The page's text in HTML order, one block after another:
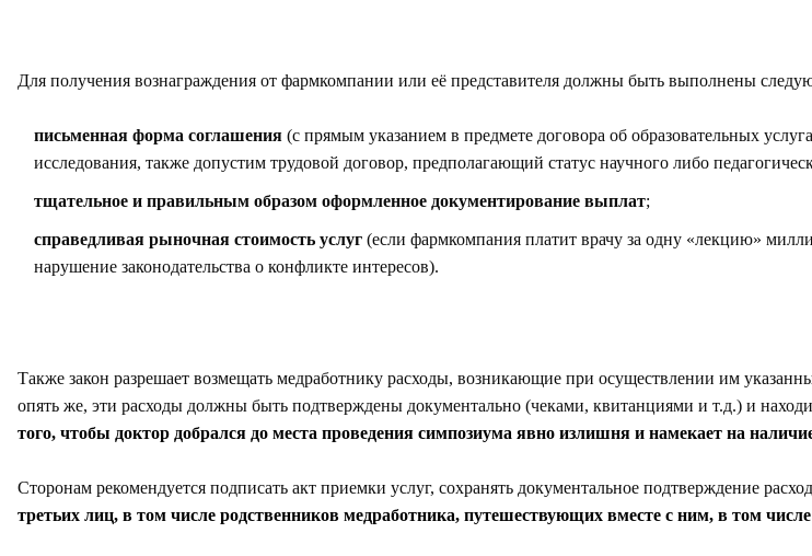
Для получения вознаграждения от фармкомпании или её представителя должны быть выполнены
письменная форма соглашения (с прямым указанием в предмете договора об образовательных
исследования, также допустим трудовой договор, предполагающий статус научного либо
тщательное и правильным образом оформленное документирование выплат;
справедливая рыночная стоимость услуг (если фармкомпания платит врачу за одну «лекцию»
нарушение законодательства о конфликте интересов).
Также закон разрешает возмещать медработнику расходы, возникающие при осуществлении им
опять же, эти расходы должны быть подтверждены документально (чеками, квитанциями и т.д.) и
того, чтобы доктор добрался до места проведения симпозиума явно излишня и намекает на
Сторонам рекомендуется подписать акт приемки услуг, сохранять документальное подтверждение
третьих лиц, в том числе родственников медработника, путешествующих вместе с ним, в том